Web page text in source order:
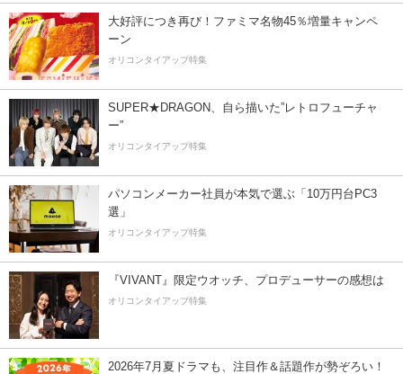
大好評につき再び！ファミマ名物45％増量キャンペ
ーン
オリコンタイアップ特集
SUPER★DRAGON、自ら描いた”レトロフューチャ
ー”
オリコンタイアップ特集
パソコンメーカー社員が本気で選ぶ「10万円台PC3
選」
オリコンタイアップ特集
『VIVANT』限定ウオッチ、プロデューサーの感想は
オリコンタイアップ特集
2026年7月夏ドラマも、注目作＆話題作が勢ぞろい！